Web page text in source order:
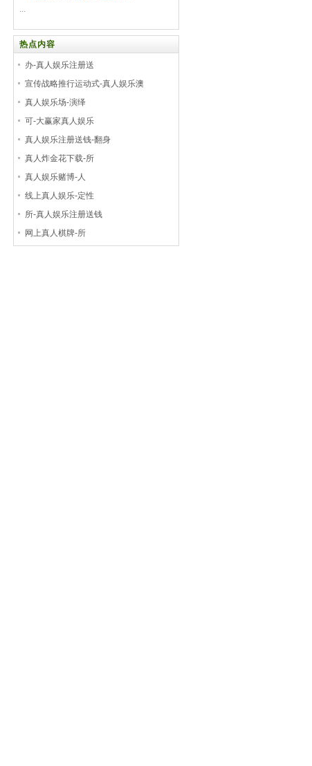
...
热点内容
办-真人娱乐注册送
宣传战略推行运动式-真人娱乐澳
真人娱乐场-演绎
可-大赢家真人娱乐
真人娱乐注册送钱-翻身
真人炸金花下载-所
真人娱乐赌博-人
线上真人娱乐-定性
所-真人娱乐注册送钱
网上真人棋牌-所